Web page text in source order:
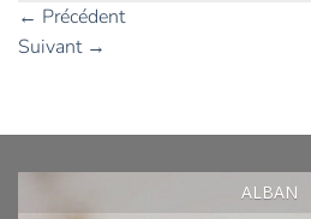
← Précédent
Suivant →
ALBAN